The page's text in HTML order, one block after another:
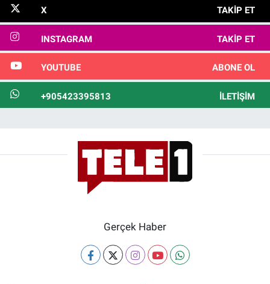
X TAKIP ET
INSTAGRAM TAKIP ET
YOUTUBE ABONE OL
+905423395813 İLETIŞIM
Gerçek Haber